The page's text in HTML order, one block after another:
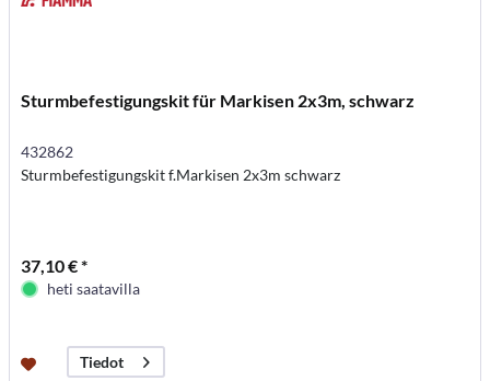
Sturmbefestigungskit für Markisen 2x3m, schwarz
432862
Sturmbefestigungskit f.Markisen 2x3m schwarz
37,10 € *
heti saatavilla
Tiedot